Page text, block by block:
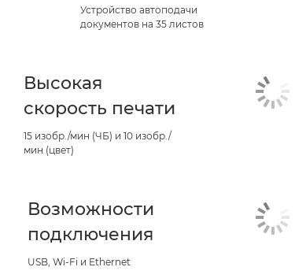
Устройство автоподачи
документов на 35 листов
Высокая
скорость печати
15 изобр./мин (ЧБ) и 10 изобр./
мин (цвет)
Возможности
подключения
USB, Wi-Fi и Ethernet